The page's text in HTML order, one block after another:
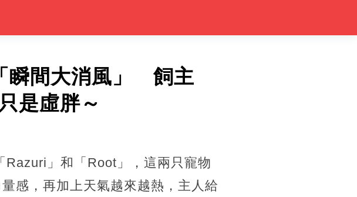
瞬間大消風」 飼主
是虛胖～
」和「Root」，這兩只寵物
感，再加上天氣越來越熱，主人給